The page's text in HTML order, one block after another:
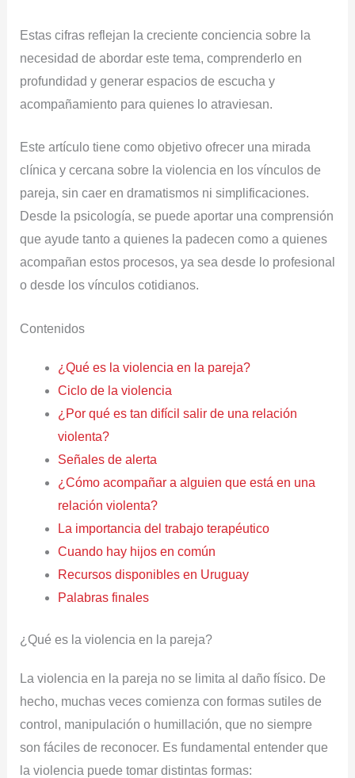
Estas cifras reflejan la creciente conciencia sobre la
necesidad de abordar este tema, comprenderlo en
profundidad y generar espacios de escucha y
acompañamiento para quienes lo atraviesan.
Este artículo tiene como objetivo ofrecer una mirada
clínica y cercana sobre la violencia en los vínculos de
pareja, sin caer en dramatismos ni simplificaciones.
Desde la psicología, se puede aportar una comprensión
que ayude tanto a quienes la padecen como a quienes
acompañan estos procesos, ya sea desde lo profesional
o desde los vínculos cotidianos.
Contenidos
¿Qué es la violencia en la pareja?
Ciclo de la violencia
¿Por qué es tan difícil salir de una relación
violenta?
Señales de alerta
¿Cómo acompañar a alguien que está en una
relación violenta?
La importancia del trabajo terapéutico
Cuando hay hijos en común
Recursos disponibles en Uruguay
Palabras finales
¿Qué es la violencia en la pareja?
La violencia en la pareja no se limita al daño físico. De
hecho, muchas veces comienza con formas sutiles de
control, manipulación o humillación, que no siempre
son fáciles de reconocer. Es fundamental entender que
la violencia puede tomar distintas formas: